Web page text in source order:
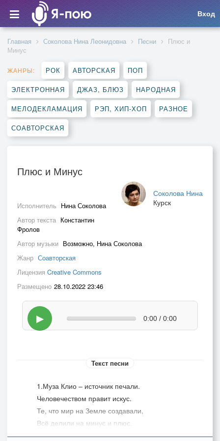
Вход
Главная Соколова Нина Леонидовна Песни
Плюс и
Минус
ЖАНРЫ: РОК АВТОРСКАЯ ПОП
ЭЛЕКТРОННАЯ ДЖАЗ, БЛЮЗ НАРОДНАЯ
МЕЛОДЕКЛАМАЦИЯ РЭП, ХИП-ХОП РАЗНОЕ
СОАВТОРСКАЯ
Плюс и Минус
Соколова Нина
Курск
Исполнитель Нина Соколова
Автор текста Константин
Фролов
Автор музыки Возможно, Нина Соколова
Жанр Соавторская
Лицензия Creative Commons
Размещено 28.10.2022 23:46
▶ 0:00 / 0:00
Текст песни
1.Муза Клио – источник печали.
Человечеством правит искус.
Те, что мир на Земле создавали,
Всё делили на минус и плюс.